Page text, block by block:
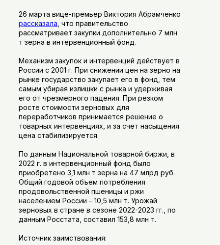
26 марта вице-премьер Виктория Абрамченко
рассказала , что правительство
рассматривает закупки дополнительно 7 млн
т зерна в интервенционный фонд.
Механизм закупок и интервенций действует в
России с 2001 г. При снижении цен на зерно на
рынке государство закупает его в фонд, тем
самым убирая излишки с рынка и удерживая
его от чрезмерного падения. При резком
росте стоимости зерновых для
переработчиков принимается решение о
товарных интервенциях, и за счет насыщения
цена стабилизируется.
По данным Национальной товарной биржи, в
2022 г. в интервенционный фонд было
приобретено 3,1 млн т зерна на 47 млрд руб.
Общий годовой объем потребления
продовольственной пшеницы и ржи
населением России – 10,5 млн т. Урожай
зерновых в стране в сезоне 2022-2023 гг., по
данным Росстата, составил 153,8 млн т.
Источник заимствования: